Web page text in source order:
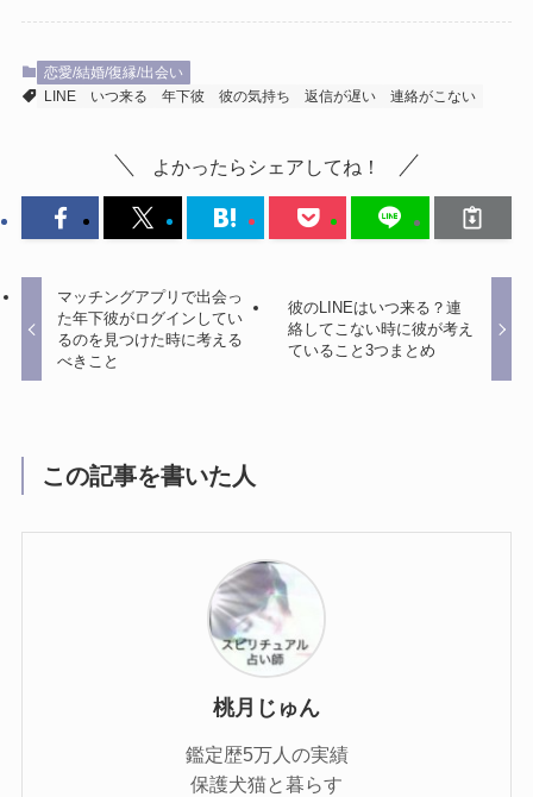
恋愛/結婚/復縁/出会い
LINE
いつ来る 年下彼 彼の気持ち 返信が遅い 連絡がこない
よかったらシェアしてね！
マッチングアプリで出会っ
た年下彼がログインしてい
るのを見つけた時に考える
べきこと
彼のLINEはいつ来る？連
絡してこない時に彼が考え
ていること3つまとめ
この記事を書いた人
桃月じゅん
鑑定歴5万人の実績
保護犬猫と暮らす